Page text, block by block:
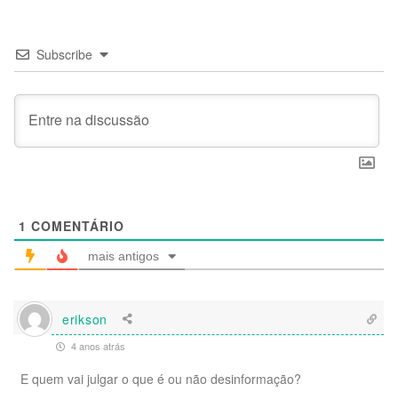
Subscribe
1 COMENTÁRIO
mais antigos
erikson
4 anos atrás
E quem vai julgar o que é ou não desinformação?